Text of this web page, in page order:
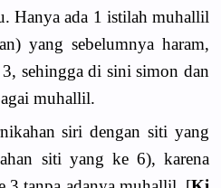
Hanya ada 1 istilah muhallil
yang sebelumnya haram,
sehingga di sini simon dan
muhallil.
siri dengan siti yang
siti yang ke 6), karena